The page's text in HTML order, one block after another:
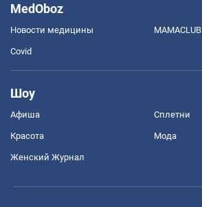
MedOboz
Новости медицины MAMACLUB
Covid
Шоу
Афиша Сплетни
Красота Мода
Женский Журнал